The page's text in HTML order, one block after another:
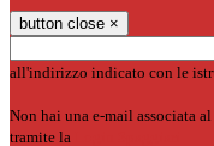
button close ×
all'indirizzo indicato con le
Non hai una e-mail associata
tramite la